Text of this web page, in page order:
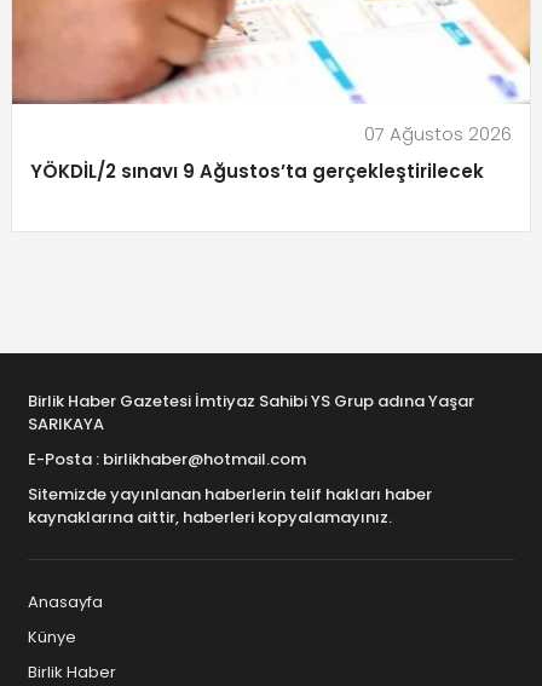
07 Ağustos 2026
YÖKDİL/2 sınavı 9 Ağustos’ta gerçekleştirilecek
Birlik Haber Gazetesi İmtiyaz Sahibi YS Grup adına Yaşar
SARIKAYA
E-Posta : birlikhaber@hotmail.com
Sitemizde yayınlanan haberlerin telif hakları haber
kaynaklarına aittir, haberleri kopyalamayınız.
Anasayfa
Künye
Birlik Haber